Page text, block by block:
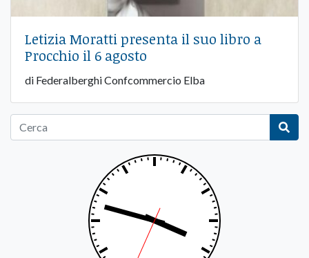
Letizia Moratti presenta il suo libro a
Procchio il 6 agosto
di Federalberghi Confcommercio Elba